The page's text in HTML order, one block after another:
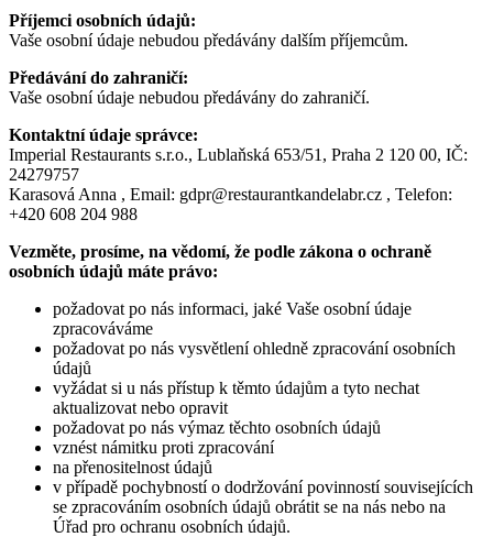
Příjemci osobních údajů:
Vaše osobní údaje nebudou předávány dalším příjemcům.
Předávání do zahraničí:
Vaše osobní údaje nebudou předávány do zahraničí.
Kontaktní údaje správce:
Imperial Restaurants s.r.o., Lublaňská 653/51, Praha 2 120 00, IČ:
24279757
Karasová Anna , Email: gdpr@restaurantkandelabr.cz , Telefon:
+420 608 204 988
Vezměte, prosíme, na vědomí, že podle zákona o ochraně
osobních údajů máte právo:
požadovat po nás informaci, jaké Vaše osobní údaje
zpracováváme
požadovat po nás vysvětlení ohledně zpracování osobních
údajů
vyžádat si u nás přístup k těmto údajům a tyto nechat
aktualizovat nebo opravit
požadovat po nás výmaz těchto osobních údajů
vznést námitku proti zpracování
na přenositelnost údajů
v případě pochybností o dodržování povinností souvisejících
se zpracováním osobních údajů obrátit se na nás nebo na
Úřad pro ochranu osobních údajů.